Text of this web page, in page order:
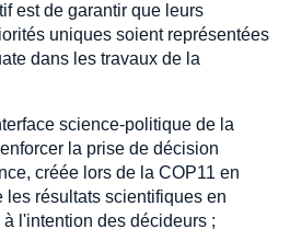
est de garantir que leurs
uniques soient représentées
dans les travaux de la
science-politique de la
la prise de décision
créée lors de la COP11 en
les résultats scientifiques en
l'intention des décideurs ;